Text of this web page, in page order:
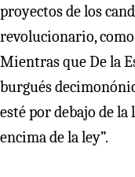
proyectos de los
revolucionario, como
Mientras que De la
burgués
esté por debajo de la
encima de la ley”.